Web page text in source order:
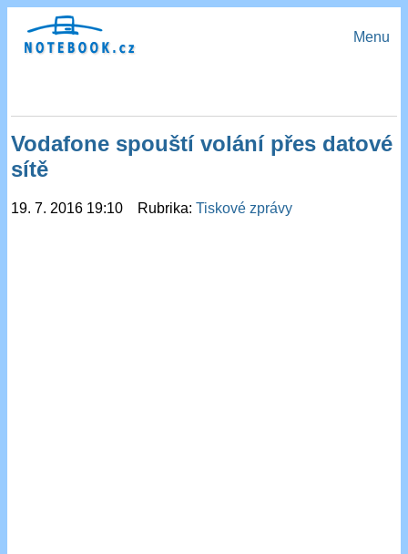
Menu
Vodafone spouští volání přes datové
sítě
19. 7. 2016 19:10 Rubrika:Tiskové zprávy